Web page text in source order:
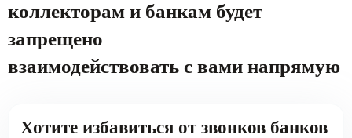
коллекторам и банкам будет
запрещено
взаимодействовать с вами напрямую
Хотите избавиться от звонков банков